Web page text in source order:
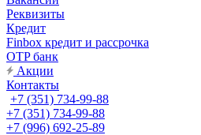
Реквизиты
Кредит
Finbox кредит и рассрочка
OTP банк
Акции
Контакты
+7 (351) 734-99-88
+7 (351) 734-99-88
+7 (996) 692-25-89